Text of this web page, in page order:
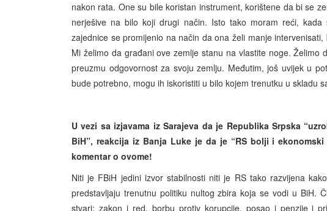
nakon rata. One su bile koristan instrument, korištene da bi se
nerješive na bilo koji drugi način. Isto tako moram reći,
zajednice se promijenio na način da ona želi manje
Mi želimo da građani ove zemlje stanu na vlastite noge. Želimo
preuzmu odgovornost za svoju zemlju. Međutim, još uvijek u
bude potrebno, mogu ih iskoristiti u bilo kojem trenutku u skladu
U vezi sa izjavama iz Sarajeva da je Republika Srpska
BiH”, reakcija iz Banja Luke je da je “RS bolji i
komentar o ovome!
Niti je FBiH jedini izvor stabilnosti niti je RS tako razvijena
predstavljaju trenutnu politiku nultog zbira koja se vodi u BiH.
stvari: zakon i red, borbu protiv korupcije, posao i penzije i